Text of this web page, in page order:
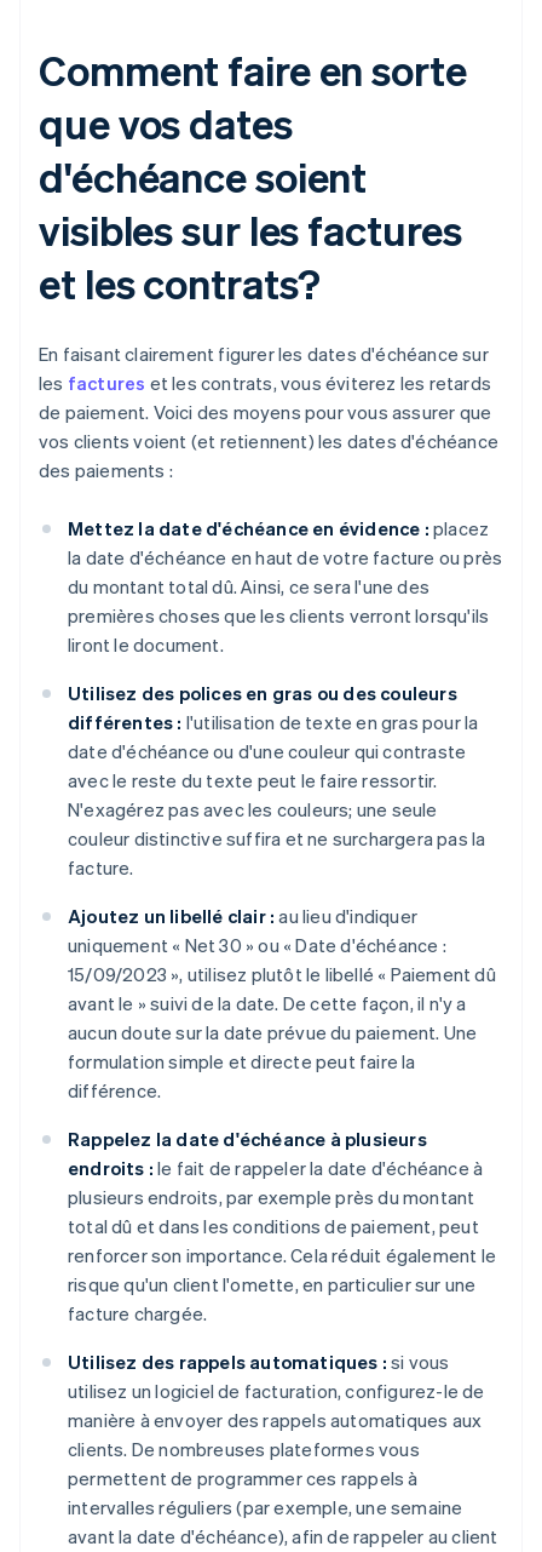
Comment faire en sorte
que vos dates
d'échéance soient
visibles sur les factures
et les contrats?
En faisant clairement figurer les dates d'échéance sur
les factures et les contrats, vous éviterez les retards
de paiement. Voici des moyens pour vous assurer que
vos clients voient (et retiennent) les dates d'échéance
des paiements :
Mettez la date d'échéance en évidence : placez
la date d'échéance en haut de votre facture ou près
du montant total dû. Ainsi, ce sera l'une des
premières choses que les clients verront lorsqu'ils
liront le document.
Utilisez des polices en gras ou des couleurs
différentes : l'utilisation de texte en gras pour la
date d'échéance ou d'une couleur qui contraste
avec le reste du texte peut le faire ressortir.
N'exagérez pas avec les couleurs; une seule
couleur distinctive suffira et ne surchargera pas la
facture.
Ajoutez un libellé clair : au lieu d'indiquer
uniquement « Net 30 » ou « Date d'échéance :
15/09/2023 », utilisez plutôt le libellé « Paiement dû
avant le » suivi de la date. De cette façon, il n'y a
aucun doute sur la date prévue du paiement. Une
formulation simple et directe peut faire la
différence.
Rappelez la date d'échéance à plusieurs
endroits : le fait de rappeler la date d'échéance à
plusieurs endroits, par exemple près du montant
total dû et dans les conditions de paiement, peut
renforcer son importance. Cela réduit également le
risque qu'un client l'omette, en particulier sur une
facture chargée.
Utilisez des rappels automatiques : si vous
utilisez un logiciel de facturation, configurez-le de
manière à envoyer des rappels automatiques aux
clients. De nombreuses plateformes vous
permettent de programmer ces rappels à
intervalles réguliers (par exemple, une semaine
avant la date d'échéance), afin de rappeler au client